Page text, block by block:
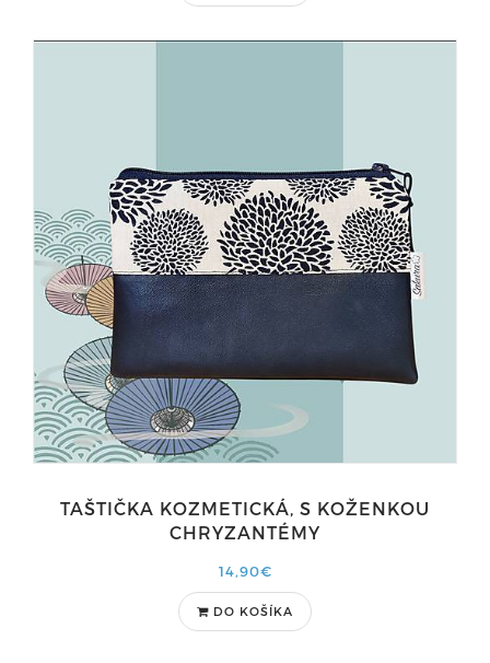
TAŠTIČKA KOZMETICKÁ, S KOŽENKOU
CHRYZANTÉMY
14,90€
DO KOŠÍKA